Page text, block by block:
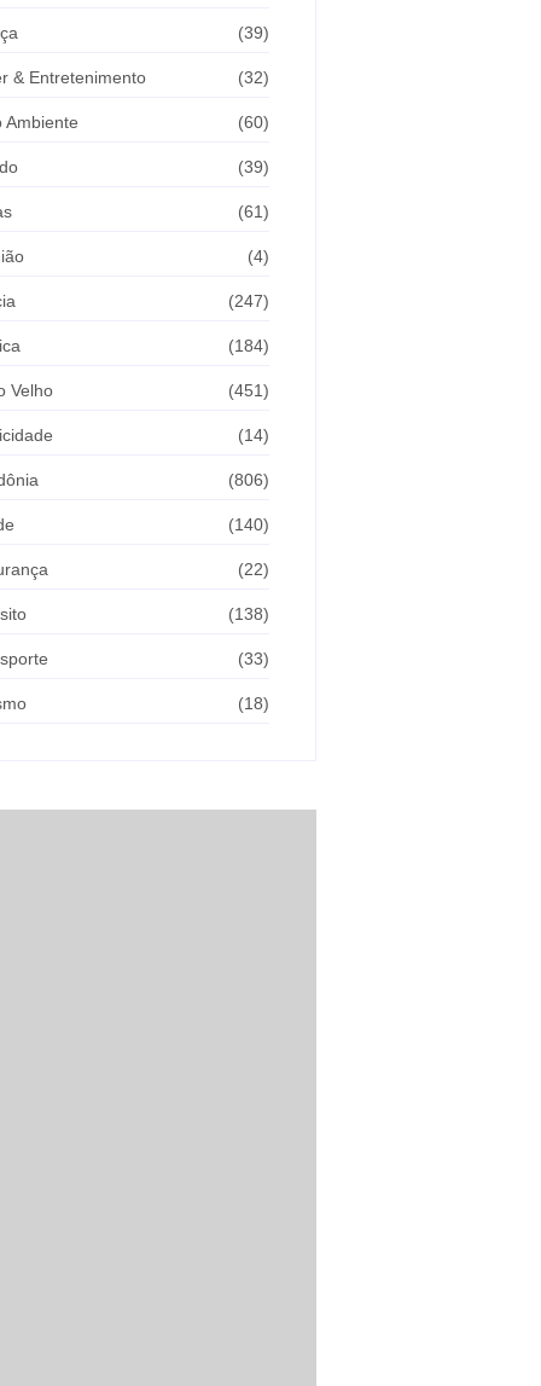
(39)
& Entretenimento (32)
Ambiente (60)
(39)
(61)
(4)
(247)
(184)
Velho (451)
(14)
(806)
(140)
(22)
(138)
(33)
(18)